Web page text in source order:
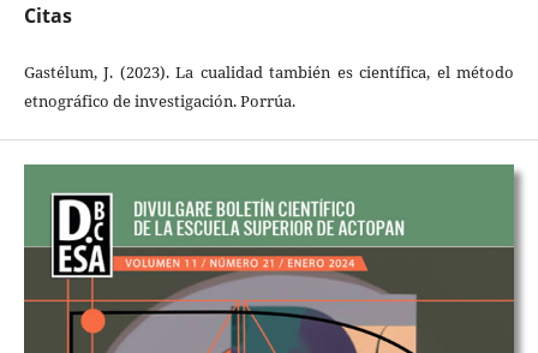
Citas
Gastélum, J. (2023). La cualidad también es científica, el método
etnográfico de investigación. Porrúa.